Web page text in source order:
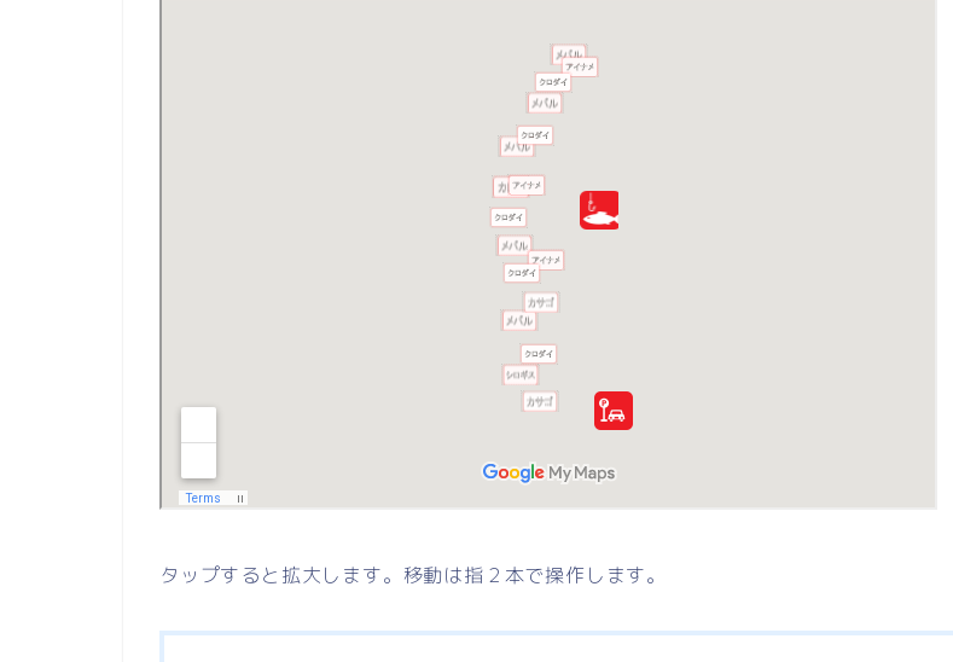
タップすると拡大します。移動は指２本で操作します。